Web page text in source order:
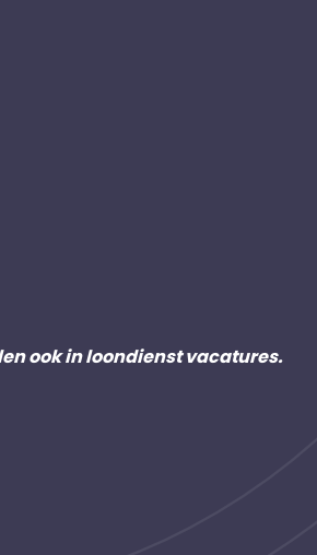
ook in loondienst vacatures.